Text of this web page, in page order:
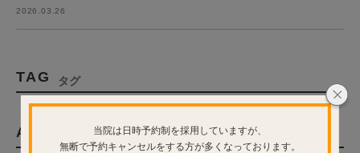
当院は日時予約制を採用していますが、
無断で予約キャンセルをする方が多くなっております。
2026.03.26
TAG タグ
ARCHIVE 月別アーカイブ